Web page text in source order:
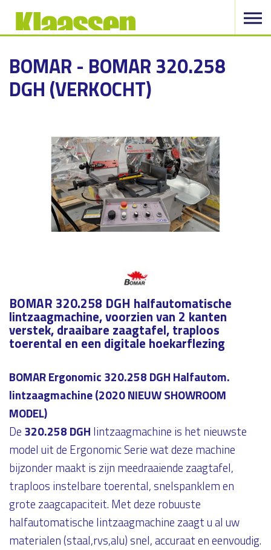
BOMAR - BOMAR 320.258
DGH (VERKOCHT)
BOMAR 320.258 DGH halfautomatische
lintzaagmachine, voorzien van 2 kanten
verstek, draaibare zaagtafel, traploos
toerental en een digitale hoekarflezing
BOMAR Ergonomic 320.258 DGH Halfautom.
lintzaagmachine (2020 NIEUW SHOWROOM
MODEL)
De 320.258 DGH lintzaagmachine is het nieuwste
model uit de Ergonomic Serie wat deze machine
bijzonder maakt is zijn meedraaiende zaagtafel,
traploos instelbare toerental, snelspanklem en
grote zaagcapaciteit. Met deze robuuste
halfautomatische lintzaagmachine zaagt u al uw
materialen (staal,rvs,alu) snel, accuraat en eenvoudig.